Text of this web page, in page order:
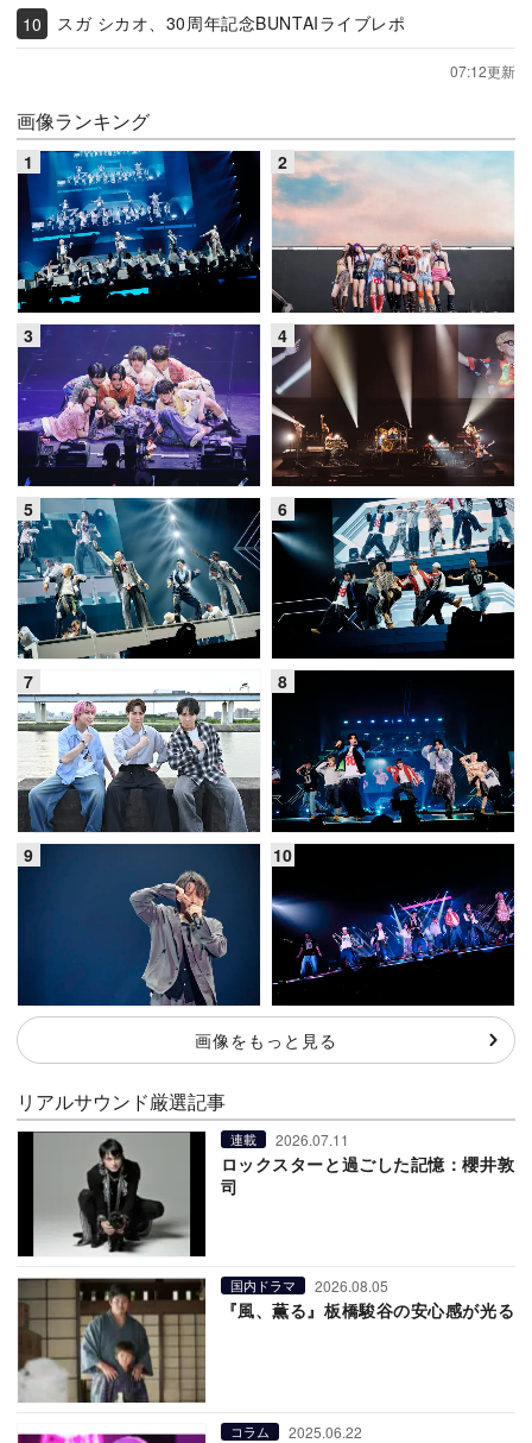
スガ シカオ、30周年記念BUNTAIライブレポ
07:12更新
画像ランキング
画像をもっと見る
リアルサウンド厳選記事
連載 2026.07.11
ロックスターと過ごした記憶：櫻井敦
司
国内ドラマ 2026.08.05
『風、薫る』板橋駿谷の安心感が光る
コラム 2025.06.22